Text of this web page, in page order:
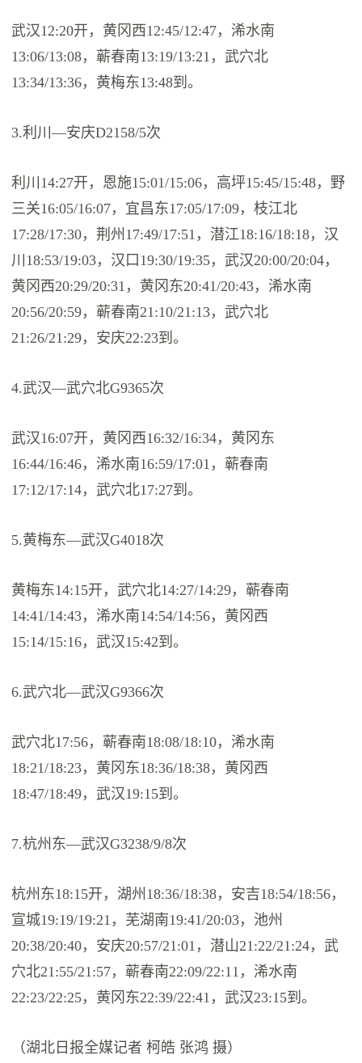
武汉12:20开，黄冈西12:45/12:47，浠水南
13:06/13:08，蕲春南13:19/13:21，武穴北
13:34/13:36，黄梅东13:48到。
3.利川—安庆D2158/5次
利川14:27开，恩施15:01/15:06，高坪15:45/15:48，野
三关16:05/16:07，宜昌东17:05/17:09，枝江北
17:28/17:30，荆州17:49/17:51，潜江18:16/18:18，汉
川18:53/19:03，汉口19:30/19:35，武汉20:00/20:04，
黄冈西20:29/20:31，黄冈东20:41/20:43，浠水南
20:56/20:59，蕲春南21:10/21:13，武穴北
21:26/21:29，安庆22:23到。
4.武汉—武穴北G9365次
武汉16:07开，黄冈西16:32/16:34，黄冈东
16:44/16:46，浠水南16:59/17:01，蕲春南
17:12/17:14，武穴北17:27到。
5.黄梅东—武汉G4018次
黄梅东14:15开，武穴北14:27/14:29，蕲春南
14:41/14:43，浠水南14:54/14:56，黄冈西
15:14/15:16，武汉15:42到。
6.武穴北—武汉G9366次
武穴北17:56，蕲春南18:08/18:10，浠水南
18:21/18:23，黄冈东18:36/18:38，黄冈西
18:47/18:49，武汉19:15到。
7.杭州东—武汉G3238/9/8次
杭州东18:15开，湖州18:36/18:38，安吉18:54/18:56，
宣城19:19/19:21，芜湖南19:41/20:03，池州
20:38/20:40，安庆20:57/21:01，潜山21:22/21:24，武
穴北21:55/21:57，蕲春南22:09/22:11，浠水南
22:23/22:25，黄冈东22:39/22:41，武汉23:15到。
（湖北日报全媒记者 柯皓 张鸿 摄）